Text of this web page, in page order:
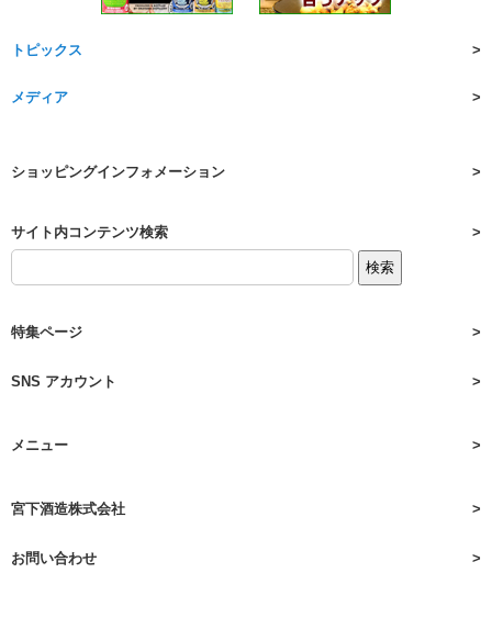
トピックス
メディア
ショッピングインフォメーション
サイト内コンテンツ検索
特集ページ
SNS アカウント
メニュー
宮下酒造株式会社
お問い合わせ